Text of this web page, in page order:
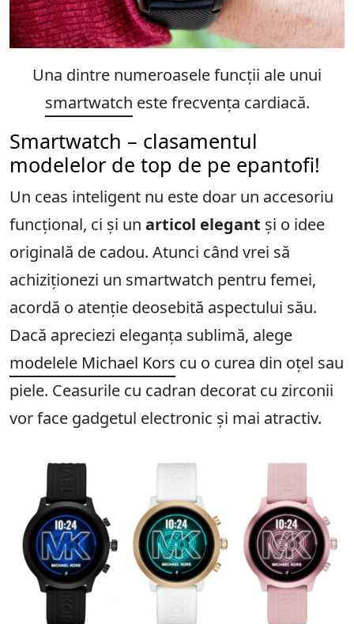
Una dintre numeroasele funcții ale unui
smartwatch este frecvența cardiacă.
Smartwatch – clasamentul
modelelor de top de pe epantofi!
Un ceas inteligent nu este doar un accesoriu
funcțional, ci și un articol elegant și o idee
originală de cadou. Atunci când vrei să
achiziționezi un smartwatch pentru femei,
acordă o atenție deosebită aspectului său.
Dacă apreciezi eleganța sublimă, alege
modelele Michael Kors cu o curea din oțel sau
piele. Ceasurile cu cadran decorat cu zirconii
vor face gadgetul electronic și mai atractiv.